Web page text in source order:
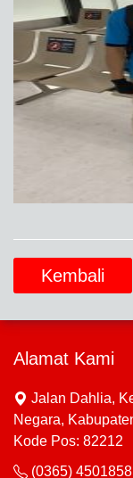
Kembali
Alamat Kami
Jalan Dahlia,
Negara,
Kode Pos: 82212
(0365) 4501858